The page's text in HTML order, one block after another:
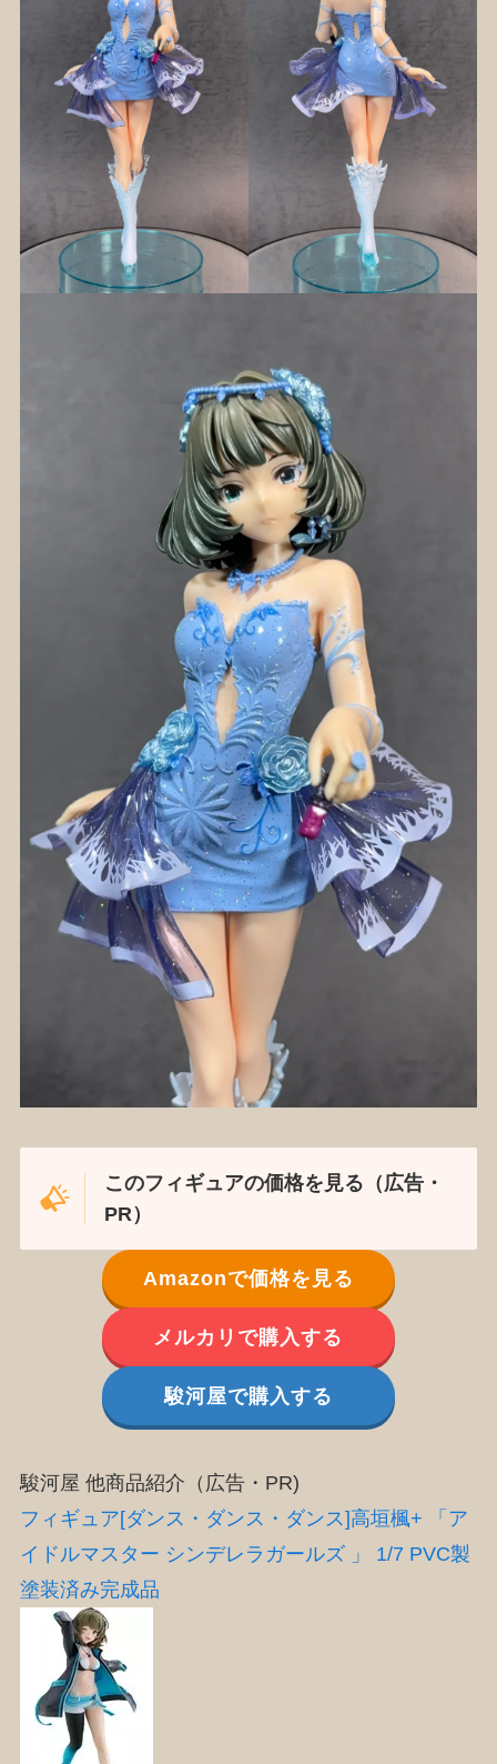
このフィギュアの価格を見る（広告・
PR）
Amazonで価格を見る
メルカリで購入する
駿河屋で購入する
駿河屋 他商品紹介（広告・PR)
フィギュア[ダンス・ダンス・ダンス]高垣楓+ 「ア
イドルマスター シンデレラガールズ 」 1/7 PVC製
塗装済み完成品